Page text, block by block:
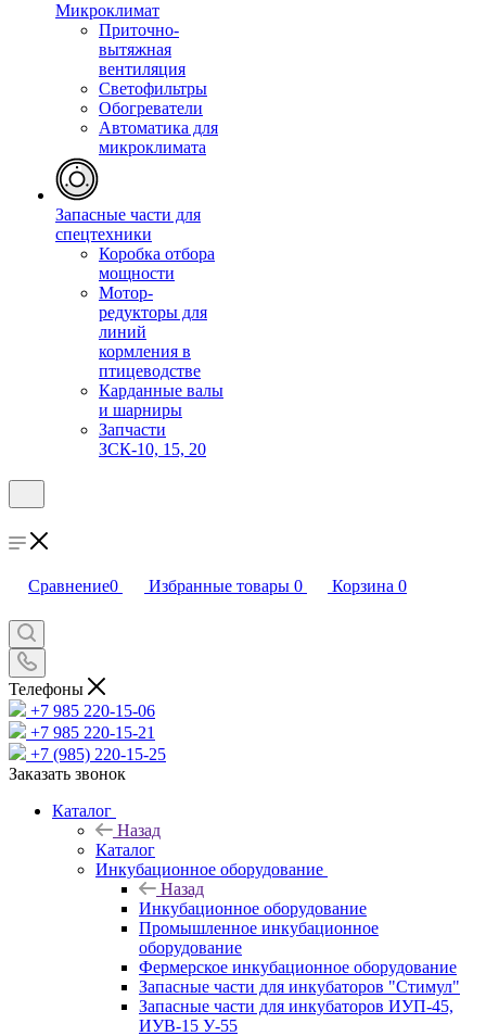
Микроклимат
Приточно-
вытяжная
вентиляция
Светофильтры
Обогреватели
Автоматика для
микроклимата
Запасные части для
спецтехники
Коробка отбора
мощности
Мотор-
редукторы для
линий
кормления в
птицеводстве
Карданные валы
и шарниры
Запчасти
ЗСК-10, 15, 20
Сравнение0 Избранные товары 0 Корзина 0
Телефоны
+7 985 220-15-06
+7 985 220-15-21
+7 (985) 220-15-25
Заказать звонок
Каталог
Назад
Каталог
Инкубационное оборудование
Назад
Инкубационное оборудование
Промышленное инкубационное
оборудование
Фермерское инкубационное оборудование
Запасные части для инкубаторов "Стимул"
Запасные части для инкубаторов ИУП-45,
ИУВ-15 У-55